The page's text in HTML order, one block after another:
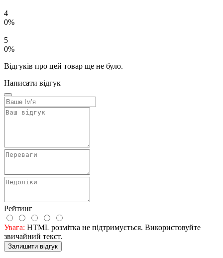
4
0%
5
0%
Відгуків про цей товар ще не було.
Написати відгук
Рейтинг
Увага: HTML розмітка не підтримується. Використовуйте
звичайний текст.
Залишити відгук